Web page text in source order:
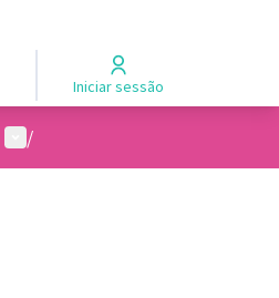
Iniciar sessão
Menu de usuários
/